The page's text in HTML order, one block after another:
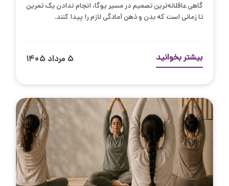
گاهی عاقلانه‌ترین تصمیم در مسیر یوگا، انجام ندادن یک تمرین
تا زمانی است که بدن و ذهن آمادگی لازم را پیدا کنند.
بیشتر بخوانید ۵ مرداد ۱۴۰۵